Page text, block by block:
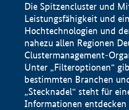
Die Spitzencluster und
Leistungsfähigkeit und
Hochtechnologien und
nahezu allen Regionen
Clustermanagement-
Unter „Filteroptionen“
bestimmten Branchen
„Stecknadel“ steht für
Informationen entdecken